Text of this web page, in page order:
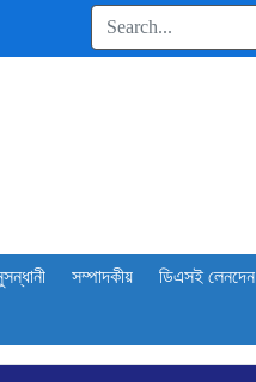
সম্পাদকীয় ডিএসই লেনদেন